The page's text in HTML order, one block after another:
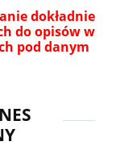
dokładnie
do opisów w
pod danym